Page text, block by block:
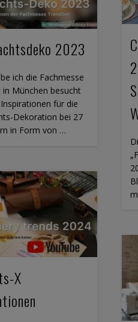
2023
ich die Fachmesse
in München besucht
für die
Dekoration bei 27
in Form von …
X